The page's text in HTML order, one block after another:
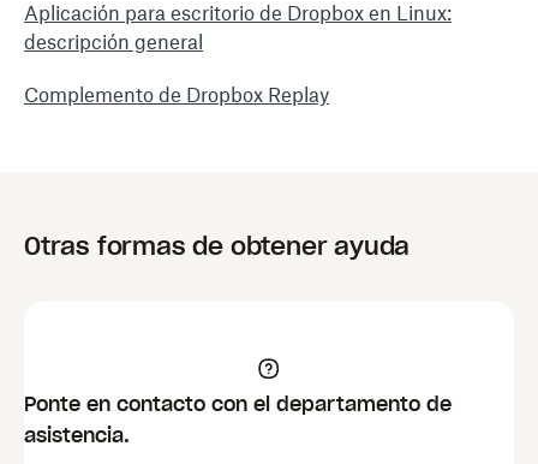
Aplicación para escritorio de Dropbox en Linux:
descripción general
Complemento de Dropbox Replay
Otras formas de obtener ayuda
Ponte en contacto con el departamento de
asistencia.